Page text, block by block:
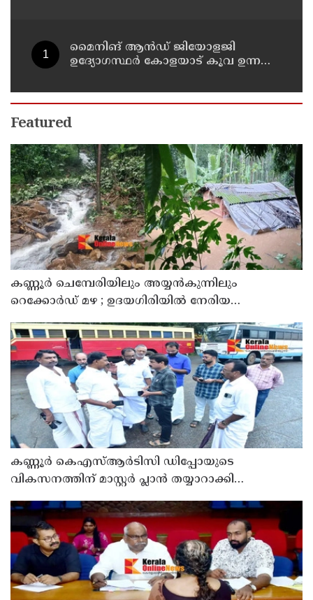
മൈനിങ് ആൻഡ്​ ജിയോളജി
ഉദ്യോഗസ്ഥർ കോളയാട് കൂവ ഉന്നതി
Featured
കണ്ണൂർ ചെമ്പേരിയിലും അയ്യൻകുന്നിലും
റെക്കോർഡ് മഴ ; ഉദയഗിരിയിൽ നേരിയ
കണ്ണൂർ കെഎസ്ആർടിസി ഡിപ്പോയുടെ
വികസനത്തിന് മാസ്റ്റർ പ്ലാൻ തയ്യാറാക്കി